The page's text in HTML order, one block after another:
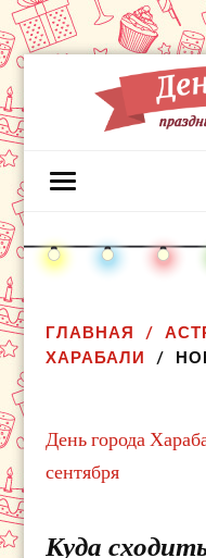
ГЛАВНАЯ
ХАРАБАЛИ
День города
сентября
Куда